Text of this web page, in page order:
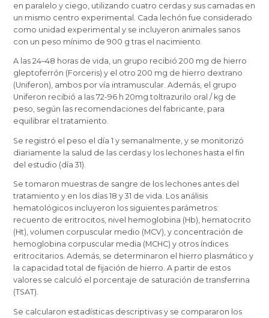
en paralelo y ciego, utilizando cuatro cerdas y sus camadas en
un mismo centro experimental. Cada lechón fue considerado
como unidad experimental y se incluyeron animales sanos
con un peso mínimo de 900 g tras el nacimiento.
A las 24–48 horas de vida, un grupo recibió 200 mg de hierro
gleptoferrón (Forceris) y el otro 200 mg de hierro dextrano
(Uniferon), ambos por vía intramuscular. Además, el grupo
Uniferon recibió a las 72-96 h 20mg toltrazurilo oral / kg de
peso, según las recomendaciones del fabricante, para
equilibrar el tratamiento.
Se registró el peso el día 1 y semanalmente, y se monitorizó
diariamente la salud de las cerdas y los lechones hasta el fin
del estudio (día 31).
Se tomaron muestras de sangre de los lechones antes del
tratamiento y en los días 18 y 31 de vida. Los análisis
hematológicos incluyeron los siguientes parámetros:
recuento de eritrocitos, nivel hemoglobina (Hb), hematocrito
(Ht), volumen corpuscular medio (MCV), y concentración de
hemoglobina corpuscular media (MCHC) y otros índices
eritrocitarios. Además, se determinaron el hierro plasmático y
la capacidad total de fijación de hierro. A partir de estos
valores se calculó el porcentaje de saturación de transferrina
(TSAT).
Se calcularon estadísticas descriptivas y se compararon los